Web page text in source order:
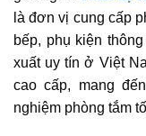
là đơn vị cung cấp
bếp, phụ kiện
xuất uy tín ở Việt
cao cấp, mang
nghiệm phòng tắm